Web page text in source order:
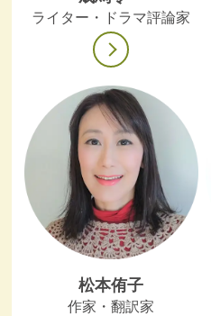
ライター・ドラマ評論家
松本侑子
作家・翻訳家